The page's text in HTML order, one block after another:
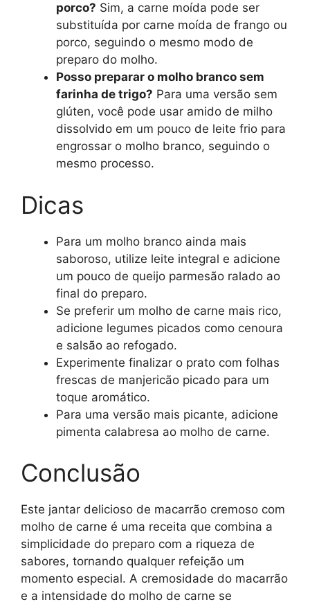
porco? Sim, a carne moída pode ser
substituída por carne moída de frango ou
porco, seguindo o mesmo modo de
preparo do molho.
Posso preparar o molho branco sem
farinha de trigo? Para uma versão sem
glúten, você pode usar amido de milho
dissolvido em um pouco de leite frio para
engrossar o molho branco, seguindo o
mesmo processo.
Dicas
Para um molho branco ainda mais
saboroso, utilize leite integral e adicione
um pouco de queijo parmesão ralado ao
final do preparo.
Se preferir um molho de carne mais rico,
adicione legumes picados como cenoura
e salsão ao refogado.
Experimente finalizar o prato com folhas
frescas de manjericão picado para um
toque aromático.
Para uma versão mais picante, adicione
pimenta calabresa ao molho de carne.
Conclusão
Este jantar delicioso de macarrão cremoso com
molho de carne é uma receita que combina a
simplicidade do preparo com a riqueza de
sabores, tornando qualquer refeição um
momento especial. A cremosidade do macarrão
e a intensidade do molho de carne se